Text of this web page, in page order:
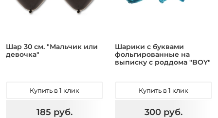
Шар 30 см. "Мальчик или
девочка"
Купить в 1 клик
185 руб.
Шарики с буквами
фольгированные на
выписку с роддома "BOY"
Купить в 1 клик
300 руб.